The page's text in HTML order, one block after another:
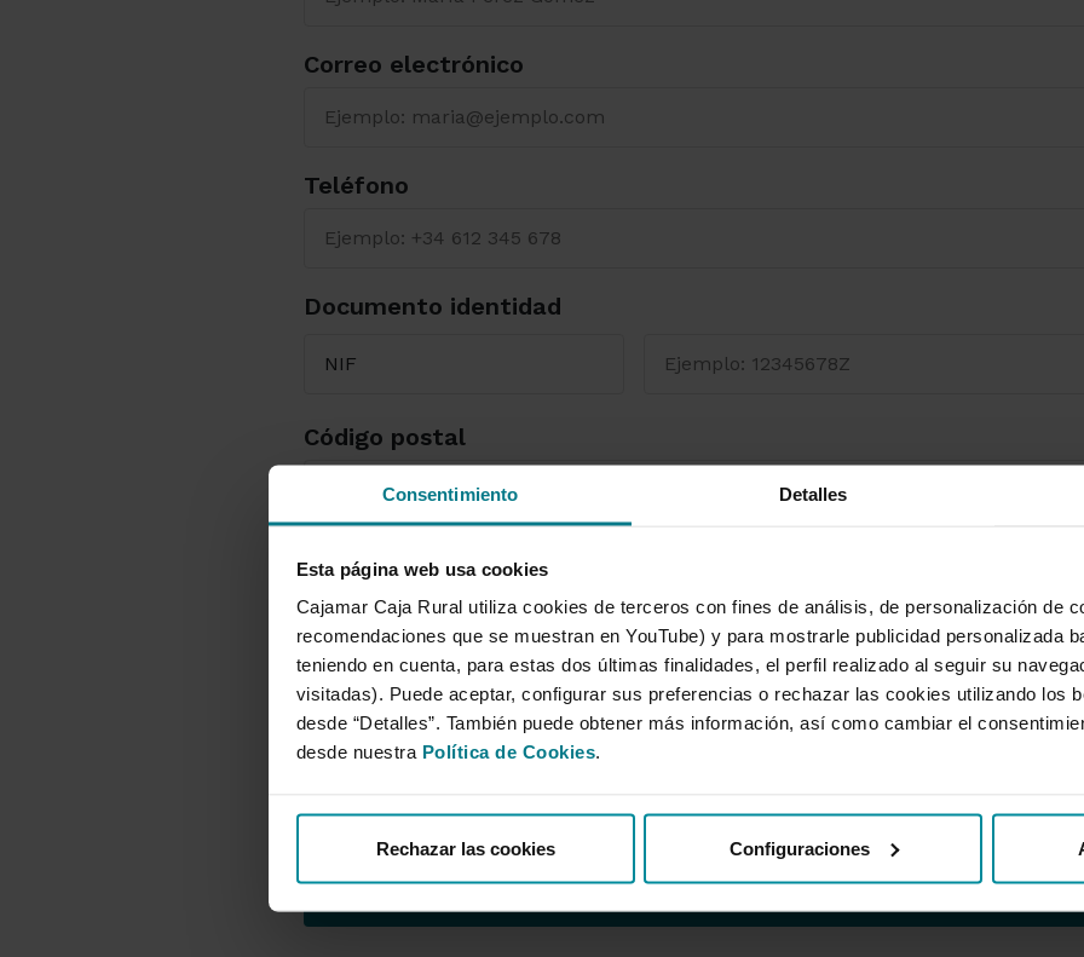
Consentimiento Detalles
Esta página web usa cookies
Cajamar Caja Rural utiliza cookies de terceros con fines de análisis, de personalización de
recomendaciones que se muestran en YouTube) y para mostrarle publicidad personalizada
teniendo en cuenta, para estas dos últimas finalidades, el perfil realizado al seguir su
visitadas). Puede aceptar, configurar sus preferencias o rechazar las cookies utilizando los
desde “Detalles”. También puede obtener más información, así como cambiar el
desde nuestra Política de Cookies.
Rechazar las cookies Configuraciones
Correo electrónico
Teléfono
Documento identidad
Código postal
Mensaje
INFORMACIÓN BÁSICA SOBRE PROTECCIÓN DE DATOS
Te informamos que tus datos serán tratados por Cajamar Caja Rural,